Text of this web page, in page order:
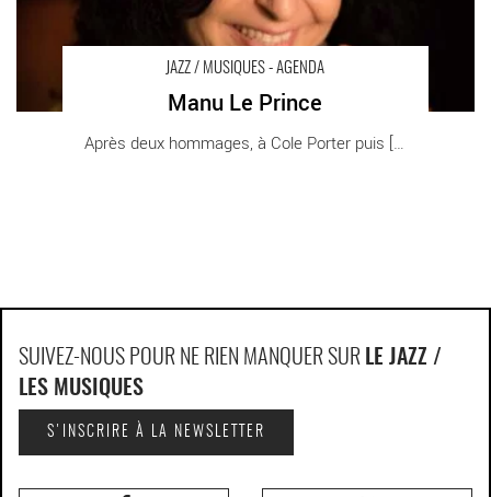
JAZZ / MUSIQUES - AGENDA
Manu Le Prince
Après deux hommages, à Cole Porter puis [...]
SUIVEZ-NOUS POUR NE RIEN MANQUER SUR LE JAZZ /
LES MUSIQUES
S'INSCRIRE À LA NEWSLETTER